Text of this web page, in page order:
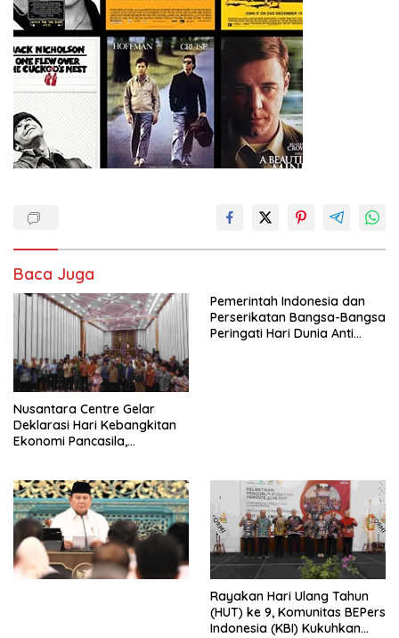
Baca Juga
Nusantara Centre Gelar
Deklarasi Hari Kebangkitan
Ekonomi Pancasila,
Penjajahan (Pergolakan
Ekonomi Politik Indonesia) &
Simposium Nasional “Urgensi
Undang-Undang
Perekonomian Nasional dan
Kesejahteraan Sosial dalam
Pemerintah Indonesia dan
Perserikatan Bangsa-Bangsa
Peringati Hari Dunia Anti
Rayakan Hari Ulang Tahun
(HUT) ke 9, Komunitas BEPers
Indonesia (KBI) Kukuhkan